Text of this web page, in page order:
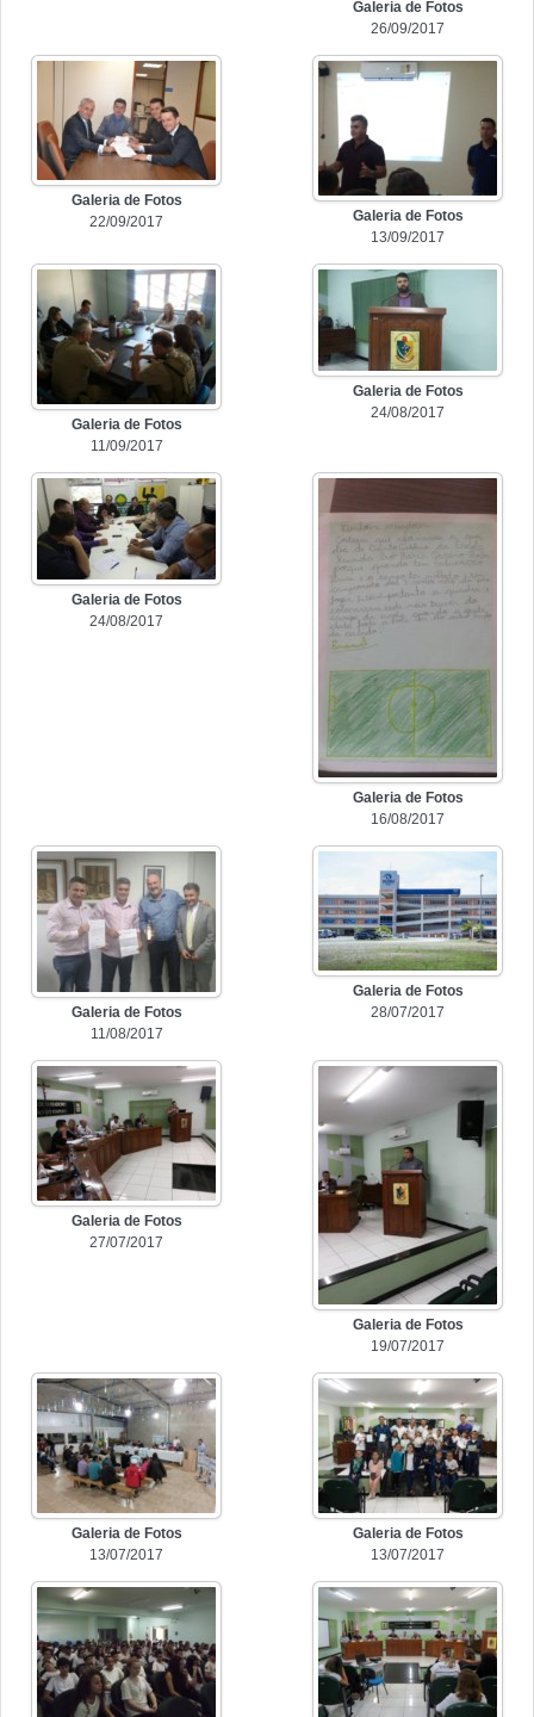
Galeria de Fotos
26/09/2017
Galeria de Fotos
22/09/2017
Galeria de Fotos
13/09/2017
Galeria de Fotos
11/09/2017
Galeria de Fotos
24/08/2017
Galeria de Fotos
24/08/2017
Galeria de Fotos
16/08/2017
Galeria de Fotos
11/08/2017
Galeria de Fotos
28/07/2017
Galeria de Fotos
27/07/2017
Galeria de Fotos
19/07/2017
Galeria de Fotos
13/07/2017
Galeria de Fotos
13/07/2017